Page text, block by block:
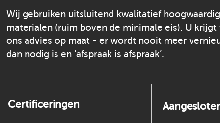
Wij gebruiken uitsluitend kwalitatief
materialen (ruim boven de minimale eis). U krijgt
ons advies op maat - er wordt nooit meer
dan nodig is en ‘afspraak is afspraak’.
Certificeringen